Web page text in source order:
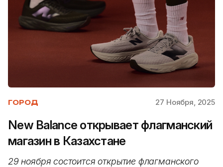
ГОРОД 27 Ноября, 2025
New Balance открывает флагманский
магазин в Казахстане
29 ноября состоится открытие флагманского